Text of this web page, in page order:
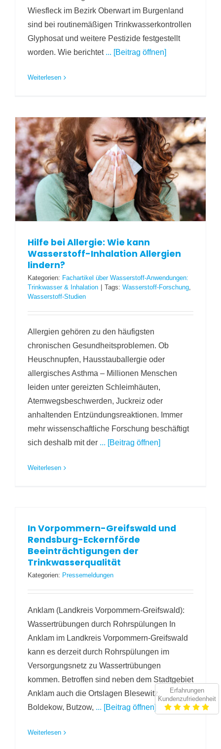
Wiesfleck im Bezirk Oberwart im Burgenland
sind bei routinemäßigen Trinkwasserkontrollen
Glyphosat und weitere Pestizide festgestellt
worden. Wie berichtet ... [Beitrag öffnen]
Weiterlesen
Hilfe bei Allergie: Wie kann
Wasserstoff-Inhalation Allergien
lindern?
Kategorien: Fachartikel über Wasserstoff-Anwendungen:
Trinkwasser & Inhalation
Tags: Wasserstoff-Forschung,
Wasserstoff-Studien
Allergien gehören zu den häufigsten
chronischen Gesundheitsproblemen. Ob
Heuschnupfen, Hausstauballergie oder
allergisches Asthma – Millionen Menschen
leiden unter gereizten Schleimhäuten,
Atemwegsbeschwerden, Juckreiz oder
anhaltenden Entzündungsreaktionen. Immer
mehr wissenschaftliche Forschung beschäftigt
sich deshalb mit der ... [Beitrag öffnen]
Weiterlesen
In Vorpommern-Greifswald und
Rendsburg-Eckernförde
Beeinträchtigungen der
Trinkwasserqualität
Kategorien: Pressemeldungen
Anklam (Landkreis Vorpommern-Greifswald):
Wassertrübungen durch Rohrspülungen In
Anklam im Landkreis Vorpommern-Greifswald
kann es derzeit durch Rohrspülungen im
Versorgungsnetz zu Wassertrübungen
kommen. Betroffen sind neben dem Stadtgebiet
Anklam auch die Ortslagen Blesewitz,
Boldekow, Butzow, ... [Beitrag öffnen]
Weiterlesen
Erfahrungen
Kundenzufriedenheit